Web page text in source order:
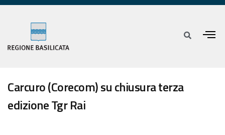
Carcuro (Corecom) su chiusura terza
edizione Tgr Rai